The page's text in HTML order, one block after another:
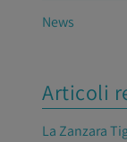
News
Articoli
La Zanzara